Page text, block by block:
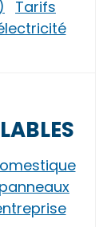
Tarifs